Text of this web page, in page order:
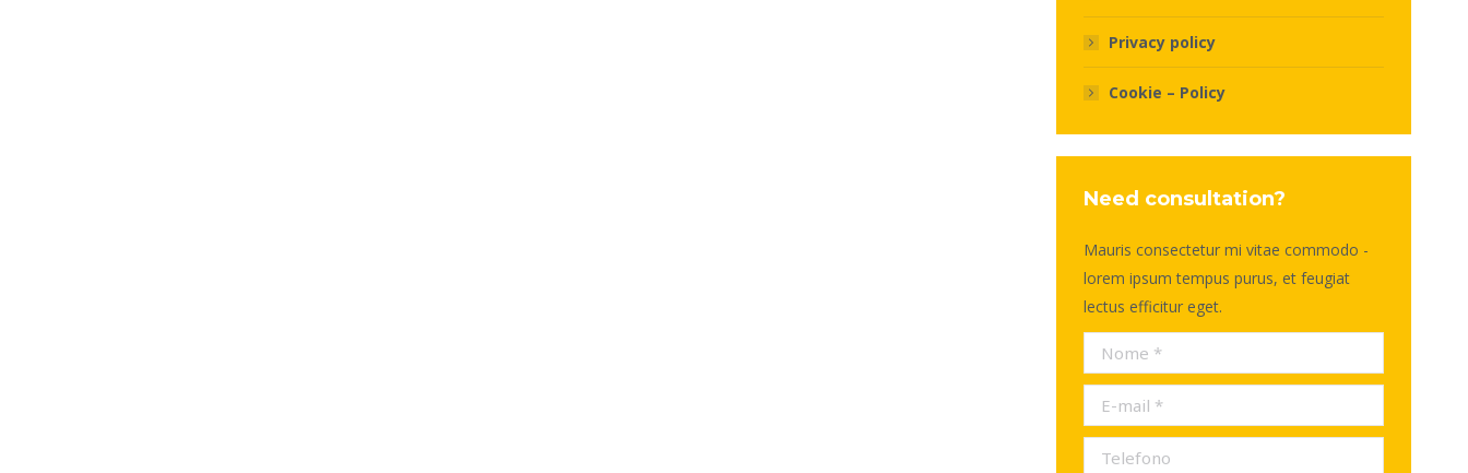
Privacy policy
Cookie – Policy
Need consultation?
Mauris consectetur mi vitae commodo -
lorem ipsum tempus purus, et feugiat
lectus efficitur eget.
Nome *
E-mail *
Telefono